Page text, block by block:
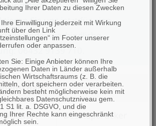
Ihrer Daten zu diesen Zwecken
Einwilligung jederzeit mit Wirkung
über den Link
im Footer unserer
oder anpassen.
Sie: Einige Anbieter können Ihre
Daten in Länder außerhalb
Wirtschaftsraums (z. B. die
dort speichern oder verarbeiten.
besteht möglicherweise kein mit
Datenschutzniveau gem.
S1 lit. a. DSGVO, und die
Ihrer Rechte kann eingeschränkt
sein.
Sie uns jetzt für eine
und unverbindliche
06432 9139 710.
Desktopdrucker